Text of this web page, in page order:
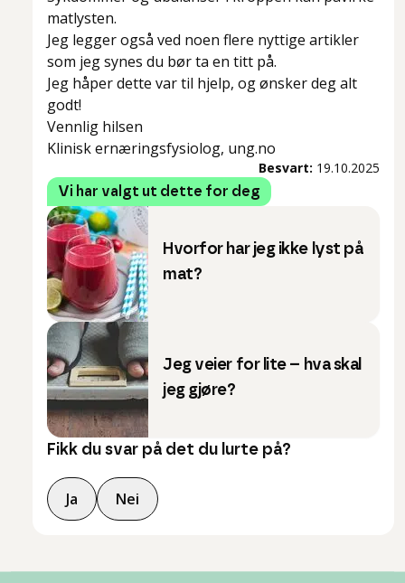
matlysten.
Jeg legger også ved noen flere nyttige artikler
som jeg synes du bør ta en titt på.
Jeg håper dette var til hjelp, og ønsker deg alt
godt!
Vennlig hilsen
Klinisk ernæringsfysiolog, ung.no
Besvart: 19.10.2025
Vi har valgt ut dette for deg
Hvorfor har jeg ikke lyst på
mat?
Jeg veier for lite – hva skal
jeg gjøre?
Fikk du svar på det du lurte på?
Ja Nei